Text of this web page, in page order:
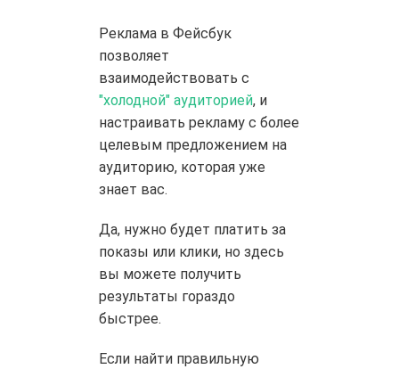
Реклама в Фейсбук
позволяет
взаимодействовать с
"холодной" аудиторией, и
настраивать рекламу с более
целевым предложением на
аудиторию, которая уже
знает вас.
Да, нужно будет платить за
показы или клики, но здесь
вы можете получить
результаты гораздо
быстрее.
Если найти правильную